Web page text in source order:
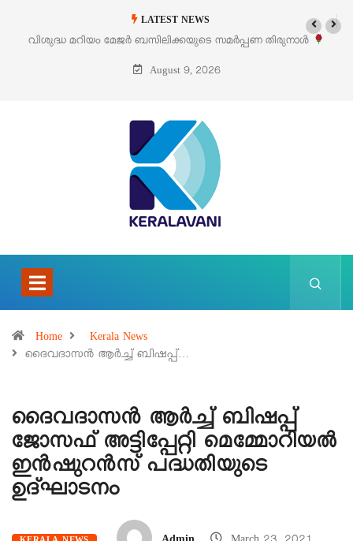
LATEST NEWS
വിശുദ്ധ മറിയം മേജർ ബസിലിക്കയുടെ സമർപ്പണ തിരുനാൾ
ഓഗസ്റ്റ് 5 –
August 9, 2026
Home
Kerala News
ദൈവദാസൻ ആർച്ച് ബിഷപ്പ്…
ദൈവദാസൻ ആർച്ച് ബിഷപ്പ്
ജോസഫ് അട്ടിപ്പേറ്റി മെമ്മോറിയൽ
ഇൻഷുറൻസ് പദ്ധതിയുടെ
ഉദ്ഘാടനം